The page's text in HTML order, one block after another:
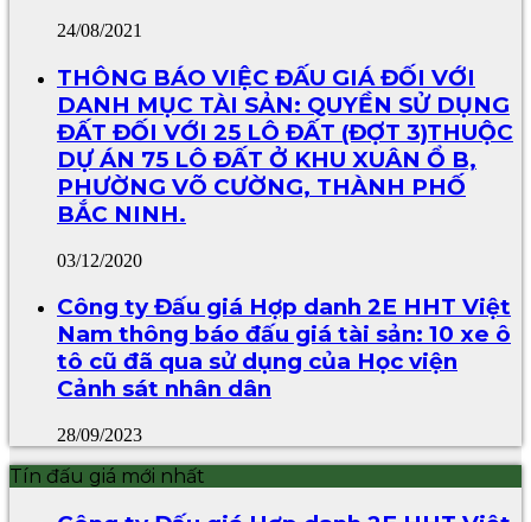
24/08/2021
THÔNG BÁO VIỆC ĐẤU GIÁ ĐỐI VỚI
DANH MỤC TÀI SẢN: QUYỀN SỬ DỤNG
ĐẤT ĐỐI VỚI 25 LÔ ĐẤT (ĐỢT 3)THUỘC
DỰ ÁN 75 LÔ ĐẤT Ở KHU XUÂN Ổ B,
PHƯỜNG VÕ CƯỜNG, THÀNH PHỐ
BẮC NINH.
03/12/2020
Công ty Đấu giá Hợp danh 2E HHT Việt
Nam thông báo đấu giá tài sản: 10 xe ô
tô cũ đã qua sử dụng của Học viện
Cảnh sát nhân dân
28/09/2023
Tín đấu giá mới nhất